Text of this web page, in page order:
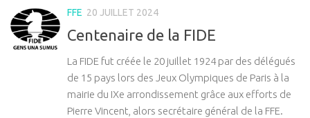
FFE 20 JUILLET 2024
Centenaire de la FIDE
La FIDE fut créée le 20 juillet 1924 par des délégués
de 15 pays lors des Jeux Olympiques de Paris à la
mairie du IXe arrondissement grâce aux efforts de
Pierre Vincent, alors secrétaire général de la FFE.